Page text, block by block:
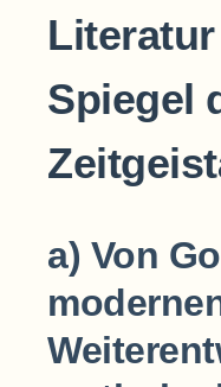
Spiegel
a) Von